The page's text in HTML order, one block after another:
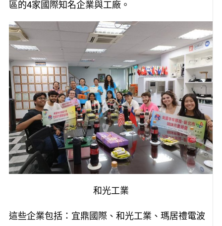
區的4家國際知名企業與工廠。
和光工業
這些企業包括：宜鼎國際、和光工業、瑪居禮電波